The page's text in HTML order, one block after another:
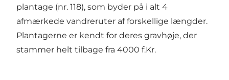
plantage (nr. 118), som byder på i alt 4
afmærkede vandreruter af forskellige længder.
Plantagerne er kendt for deres gravhøje, der
stammer helt tilbage fra 4000 f.Kr.